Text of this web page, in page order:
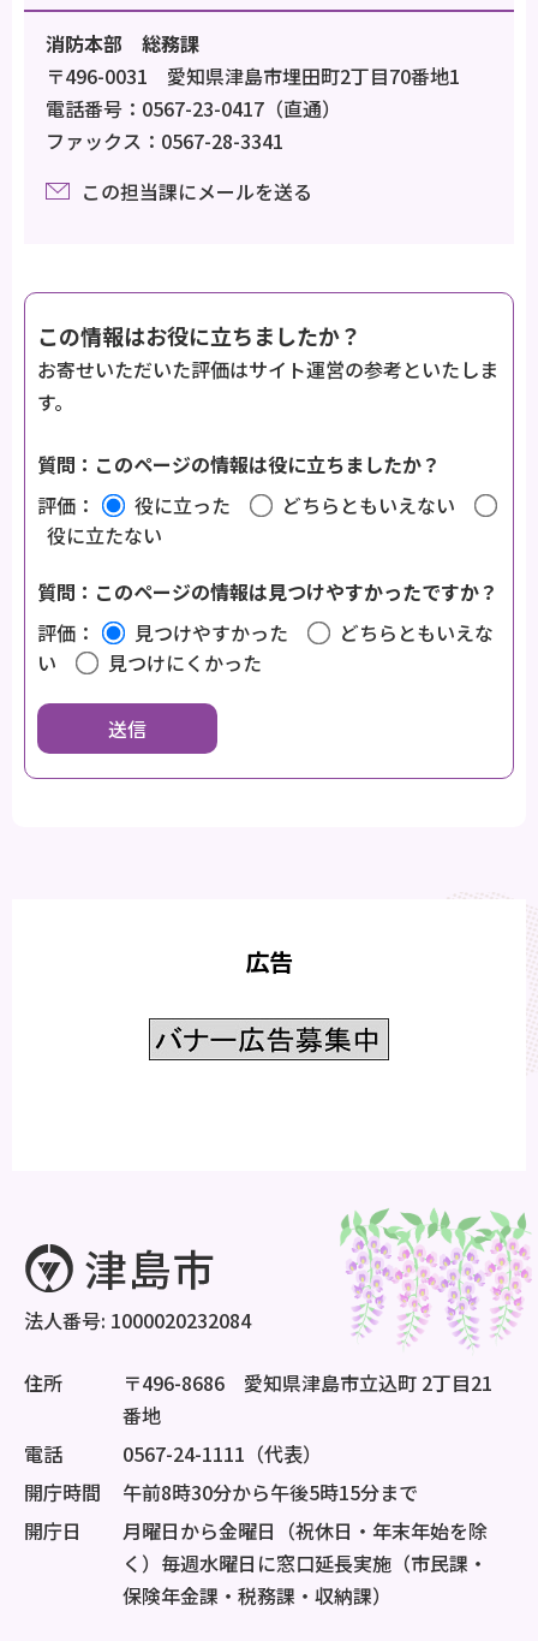
消防本部 総務課
〒496-0031 愛知県津島市埋田町2丁目70番地1
電話番号：0567-23-0417（直通）
ファックス：0567-28-3341
この担当課にメールを送る
この情報はお役に立ちましたか？
お寄せいただいた評価はサイト運営の参考といたしま
す。
質問：このページの情報は役に立ちましたか？
評価：
役に立った
どちらともいえない
役に立たない
質問：このページの情報は見つけやすかったですか？
評価：
見つけやすかった
どちらともいえな
い
見つけにくかった
広告
法人番号: 1000020232084
住所
〒496-8686 愛知県津島市立込町 2丁目21
番地
電話
0567-24-1111（代表）
開庁時間
午前8時30分から午後5時15分まで
開庁日
月曜日から金曜日（祝休日・年末年始を除
く）毎週水曜日に窓口延長実施（市民課・
保険年金課・税務課・収納課）